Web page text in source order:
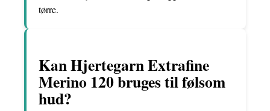
tørre.
Kan Hjertegarn Extrafine
Merino 120 bruges til følsom
hud?